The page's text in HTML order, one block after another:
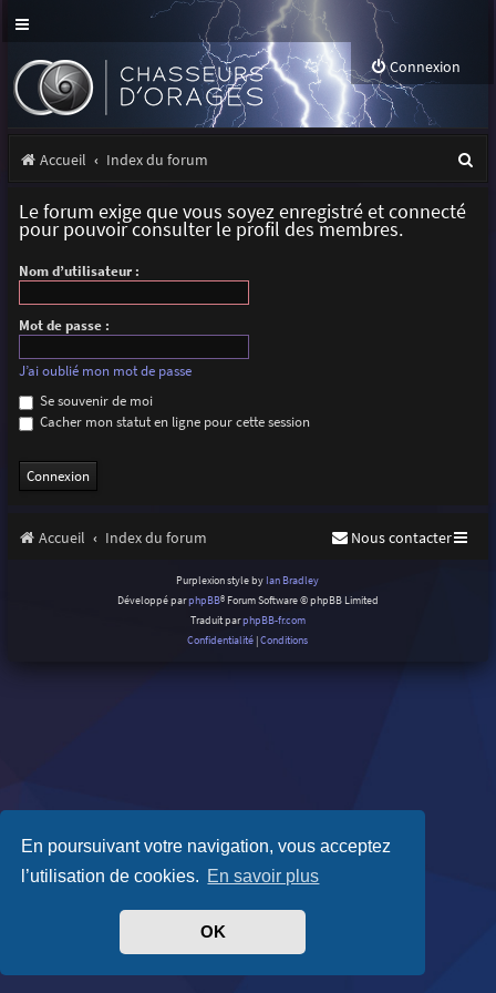
En poursuivant votre navigation, vous acceptez
l’utilisation de cookies. En savoir plus
OK
Connexion
Accueil Index du forum
Le forum exige que vous soyez enregistré et connecté
pour pouvoir consulter le profil des membres.
Nom d’utilisateur :
Mot de passe :
J’ai oublié mon mot de passe
Se souvenir de moi
Cacher mon statut en ligne pour cette session
Accueil Index du forum Nous contacter
Purplexion style by Ian Bradley
Développé parphpBB® Forum Software © phpBB Limited
Traduit parphpBB-fr.com
Confidentialité |Conditions